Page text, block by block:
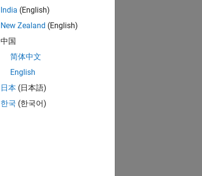
India (English)
New Zealand (English)
中国
简体中文
English
日本 (日本語)
한국 (한국어)